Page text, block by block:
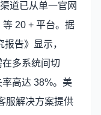
道已从单一官网
20 + 平台。据
告》显示，
多系统间切
高达 38%。美
服解决方案提供